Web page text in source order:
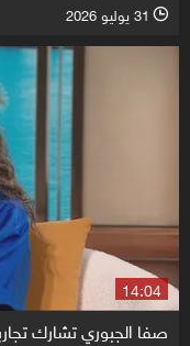
l 31 يوليو 2026
14:04
صفا الجبوري تشارك